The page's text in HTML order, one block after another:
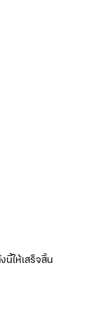
ให้เสร็จสิ้น